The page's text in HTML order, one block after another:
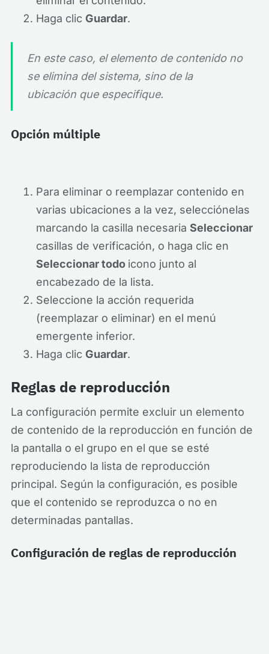
Haga clic Guardar.
En este caso, el elemento de contenido no
se elimina del sistema, sino de la
ubicación que especifique.
Opción múltiple
Para eliminar o reemplazar contenido en
varias ubicaciones a la vez, selecciónelas
marcando la casilla necesaria Seleccionar
casillas de verificación, o haga clic en
Seleccionar todo icono junto al
encabezado de la lista.
Seleccione la acción requerida
(reemplazar o eliminar) en el menú
emergente inferior.
Haga clic Guardar.
Reglas de reproducción
La configuración permite excluir un elemento
de contenido de la reproducción en función de
la pantalla o el grupo en el que se esté
reproduciendo la lista de reproducción
principal. Según la configuración, es posible
que el contenido se reproduzca o no en
determinadas pantallas.
Configuración de reglas de reproducción